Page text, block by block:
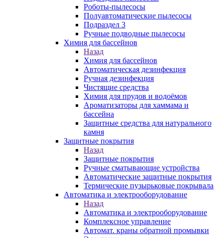
Роботы-пылесосы
Полуавтоматические пылесосы
Подраздел 3
Ручные подводные пылесосы
Химия для бассейнов
Назад
Химия для бассейнов
Автоматическая дезинфекция
Ручная дезинфекция
Чистящие средства
Химия для прудов и водоёмов
Ароматизаторы для хаммама и
бассейна
Защитные средства для натурального
камня
Защитные покрытия
Назад
Защитные покрытия
Ручные сматывающие устройства
Автоматические защитные покрытия
Термические пузырьковые покрывала
Автоматика и электрооборудование
Назад
Автоматика и электрооборудование
Комплексное управление
Автомат. краны обратной промывки